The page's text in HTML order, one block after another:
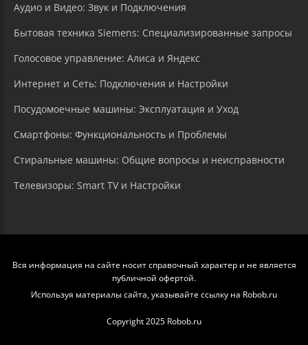
Аудио и Видео: Звук и Подключения
Бытовая техника Siemens: Специализированные запросы
Голосовое управление: Алиса и Яндекс
Интернет и Сеть: Подключения и Настройки
Посудомоечные машины: Эксплуатация и Уход
Смартфоны: Функциональность и Проблемы
Стиральные машины: Общие вопросы и неисправности
Телевизоры: Smart TV и Настройки
Вся информация на сайте носит справочный характер и не является
публичной офертой.
Используя материалы сайта, указывайте ссылку на Robob.ru
Copyright 2025 Robob.ru